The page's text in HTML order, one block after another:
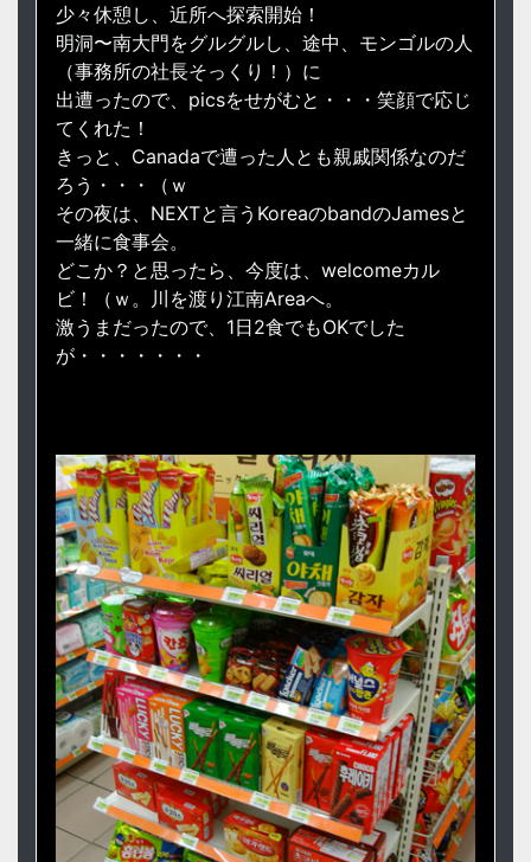
少々休憩し、近所へ探索開始！
明洞〜南大門をグルグルし、途中、モンゴルの人
（事務所の社長そっくり！）に
出遭ったので、picsをせがむと・・・笑顔で応じ
てくれた！
きっと、Canadaで遭った人とも親戚関係なのだ
ろう・・・（ｗ
その夜は、NEXTと言うKoreaのbandのJamesと
一緒に食事会。
どこか？と思ったら、今度は、welcomeカル
ビ！（ｗ。川を渡り江南Areaへ。
激うまだったので、1日2食でもOKでした
が・・・・・・・